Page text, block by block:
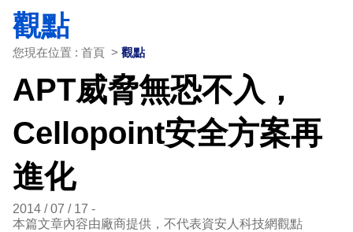
觀點
您現在位置 : 首頁 > 觀點
APT威脅無恐不入，
Cellopoint安全方案再
進化
2014 / 07 / 17
本篇文章內容由廠商提供，不代表資安人科技網觀點